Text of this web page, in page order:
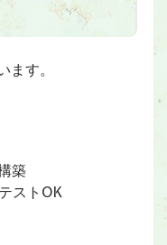
す。
築
ストOK